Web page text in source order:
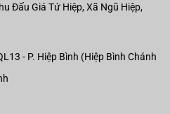
Đấu Giá Tứ Hiệp, Xã Ngũ Hiệp,
- P. Hiệp Bình (Hiệp Bình Chánh